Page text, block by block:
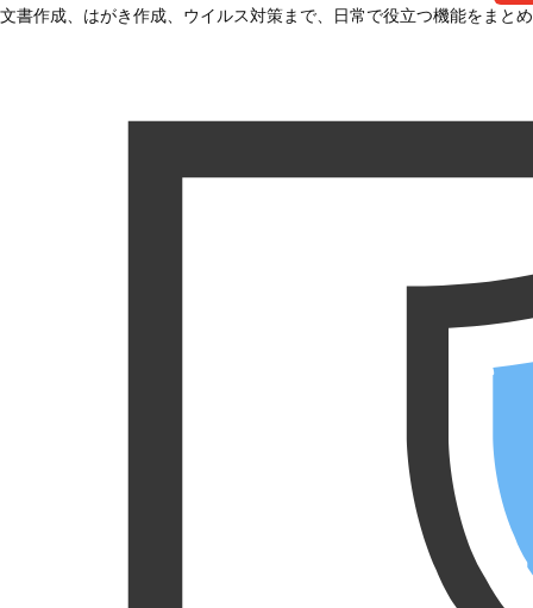
文書作成、はがき作成、ウイルス対策まで、日常で役立つ機能をまと